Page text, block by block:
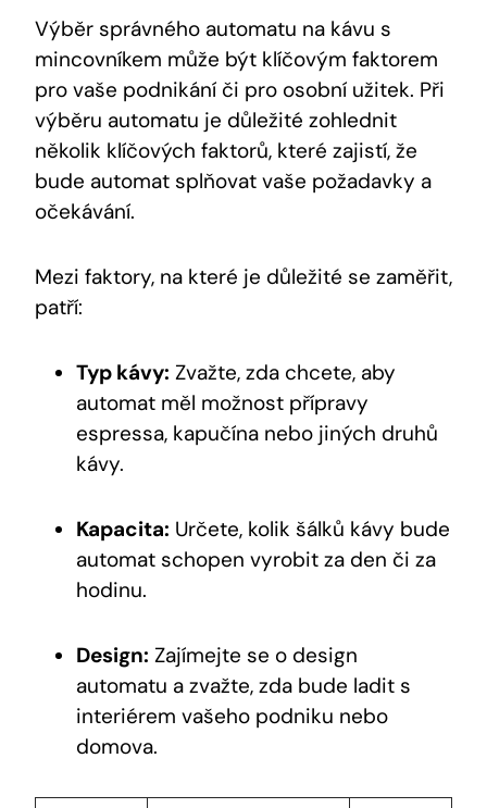
Výběr správného automatu na kávu s
mincovníkem může být klíčovým faktorem
pro vaše podnikání či pro osobní užitek. Při
výběru automatu je důležité zohlednit
několik klíčových faktorů, které zajistí, že
bude automat splňovat vaše požadavky a
očekávání.
Mezi faktory, na které je důležité se zaměřit,
patří:
Typ kávy: Zvažte, zda chcete, aby
automat měl možnost přípravy
espressa, kapučína nebo jiných druhů
kávy.
Kapacita: Určete, kolik šálků kávy bude
automat schopen vyrobit za den či za
hodinu.
Design: Zajímejte se o design
automatu a zvažte, zda bude ladit s
interiérem vašeho podniku nebo
domova.